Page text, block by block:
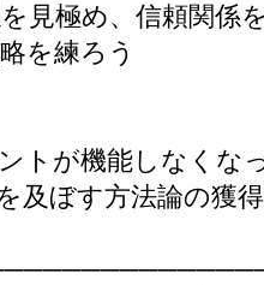
見極め、信頼関係
を練ろう
トが機能しなくな
及ぼす方法論の獲得